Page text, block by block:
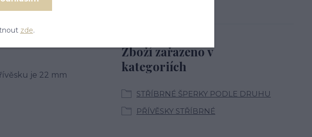
je 22 mm
Zboží zařazeno v
kategoriích
STŘÍBRNÉ ŠPERKY PODLE DRUHU
PŘÍVĚSKY STŘÍBRNÉ
zde.